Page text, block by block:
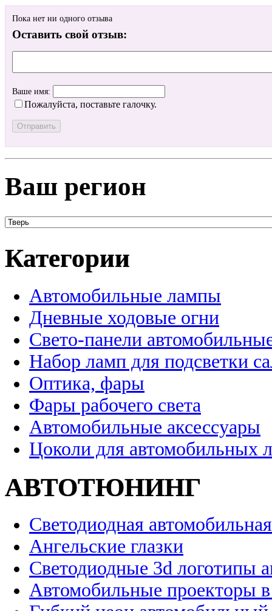
Пока нет ни одного отзыва
Оставить свой отзыв:
Ваше имя:
Пожалуйста, поставьте галочку.
Ваш регион
Категории
Автомобильные лампы
Дневные ходовые огни
Свето-панели
Набор ламп для подсветки
Оптика, фары
Фары рабочего света
Автомобильные аксессуары
Цоколи для автомобильных
АВТОТЮНИНГ
Светодиодная
Ангельские глазки
Светодиодные 3d логотипы
Автомобильные проекторы